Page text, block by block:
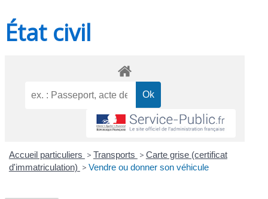
État civil
Accueil particuliers > Transports > Carte grise (certificat
d'immatriculation) > Vendre ou donner son véhicule